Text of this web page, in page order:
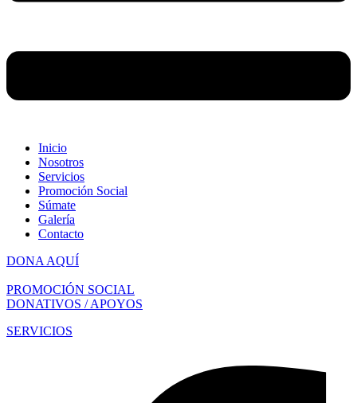
Inicio
Nosotros
Servicios
Promoción Social
Súmate
Galería
Contacto
DONA AQUÍ
PROMOCIÓN SOCIAL
DONATIVOS / APOYOS
SERVICIOS